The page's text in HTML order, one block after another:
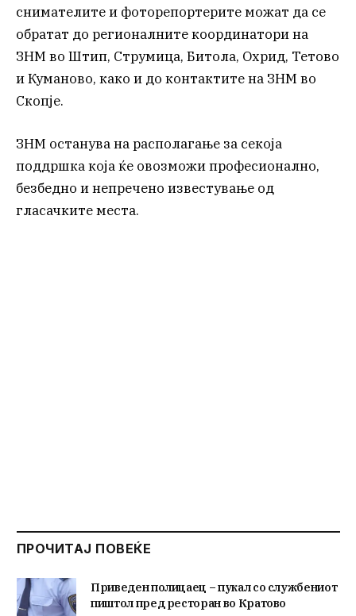
снимателите и фоторепортерите можат да се
обратат до регионалните координатори на
ЗНМ во Штип, Струмица, Битола, Охрид, Тетово
и Куманово, како и до контактите на ЗНМ во
Скопје.
ЗНМ останува на располагање за секоја
поддршка која ќе овозможи професионално,
безбедно и непречено известување од
гласачките места.
ПРОЧИТАЈ ПОВЕЌЕ
Приведен полицаец – пукал со службениот
пиштол пред ресторан во Кратово